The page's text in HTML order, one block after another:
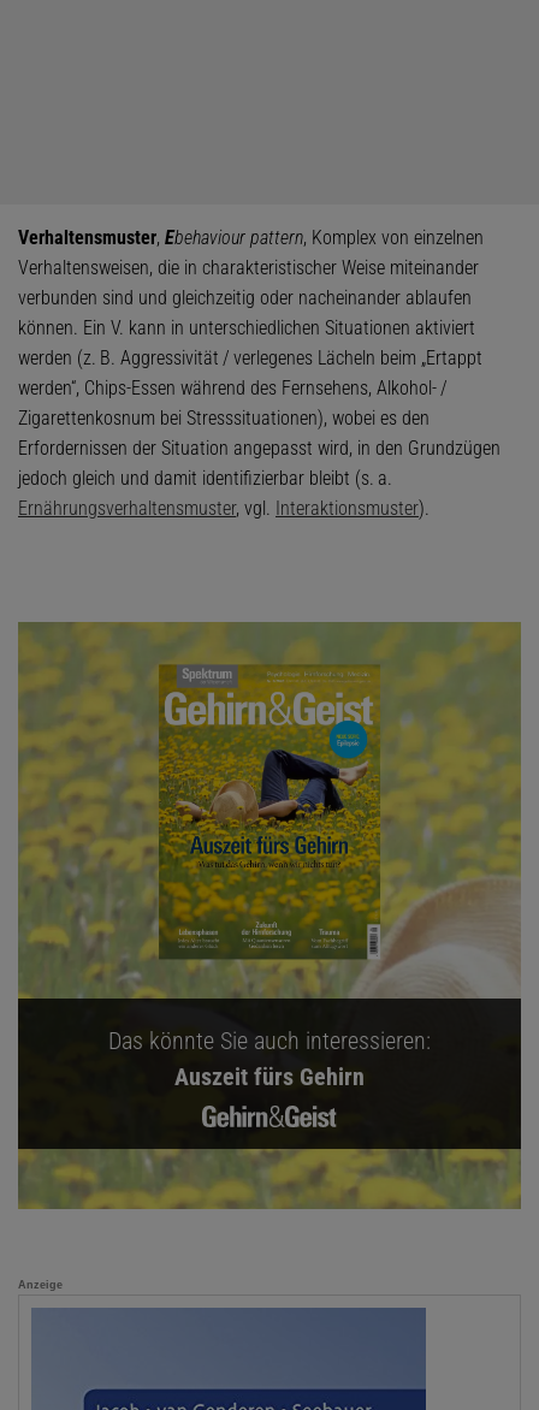
Verhaltensmuster, Ebehaviour pattern, Komplex von einzelnen
Verhaltensweisen, die in charakteristischer Weise miteinander
verbunden sind und gleichzeitig oder nacheinander ablaufen
können. Ein V. kann in unterschiedlichen Situationen aktiviert
werden (z. B. Aggressivität / verlegenes Lächeln beim „Ertappt
werden“, Chips-Essen während des Fernsehens, Alkohol- /
Zigarettenkosnum bei Stresssituationen), wobei es den
Erfordernissen der Situation angepasst wird, in den Grundzügen
jedoch gleich und damit identifizierbar bleibt (s. a.
Ernährungsverhaltensmuster, vgl. Interaktionsmuster).
Das könnte Sie auch interessieren:
Auszeit fürs Gehirn
Anzeige